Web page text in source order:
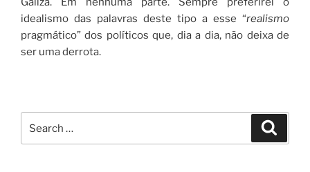
idealismo das palavras deste tipo a esse “realismo
pragmático” dos políticos que, dia a dia, não deixa de
ser uma derrota.
for: